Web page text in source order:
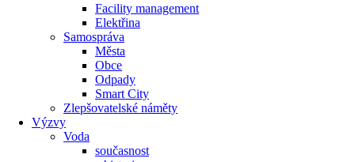
Facility management
Elektřina
Samospráva
Města
Obce
Odpady
Smart City
Zlepšovatelské náměty
Výzvy
Voda
současnost